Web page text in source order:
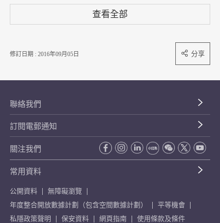
查看全部
修訂日期 : 2016年09月05日 分享
聯絡我們
訂閱電郵通知
關注我們
常用資料
公開資料
無障礙瀏覽
年度整合開放數據計劃（包含空間數據計劃）
平等機會
私隱政策聲明
保安資料 網頁指南 使用條款及條件